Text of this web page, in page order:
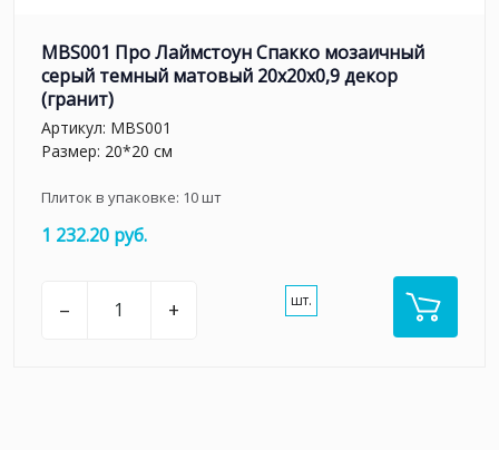
MBS001 Про Лаймстоун Спакко мозаичный
серый темный матовый 20х20х0,9 декор
(гранит)
Артикул: MBS001
Размер: 20*20 см
Плиток в упаковке: 10шт
1 232.20 руб.
– + шт.